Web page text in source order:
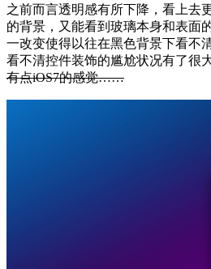
之前而言透明感有所下降，看上去
的背景，又能看到玻璃本身和表面
一改变使得以往在黑色背景下看不
看不清控件装饰的尴尬状况有了很
有点iOS7的感觉……